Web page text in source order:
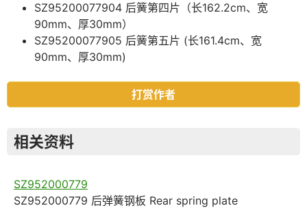
SZ95200077904 后簧第四片（长162.2cm、宽
90mm、厚30mm）
SZ95200077905 后簧第五片 (长161.4cm、宽
90mm、厚30mm)
打赏作者
相关资料
SZ952000779
SZ952000779 后弹簧钢板 Rear spring plate